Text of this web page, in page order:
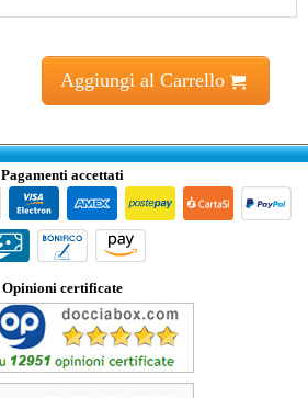
Aggiungi al Carrello
Pagamenti accettati
Opinioni certificate